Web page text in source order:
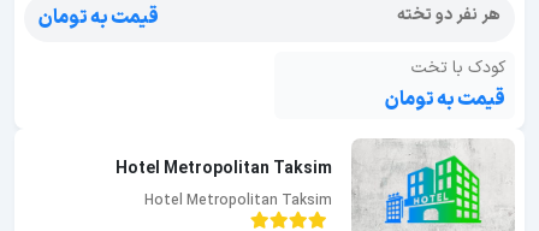
هر نفر دو تخته
قیمت به تومان
کودک با تخت
قیمت به تومان
Hotel Metropolitan Taksim
Hotel Metropolitan Taksim